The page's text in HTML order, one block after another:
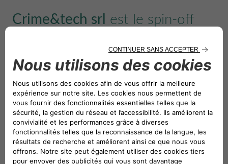
Crime&tech srl est le spin-off
l’Università Cattolica del Sacro
Cuore et Transcrime, centre de
recherche interuniversitaire sur
la criminalité et l’innovation.
L’entreprise traduit la recherche académique de
Transcrime en solutions de prévention contre le crime
pour le secteur public et privé. Elle réalise des analyses et